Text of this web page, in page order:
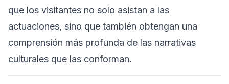
que los visitantes no solo asistan a las
actuaciones, sino que también obtengan una
comprensión más profunda de las narrativas
culturales que las conforman.